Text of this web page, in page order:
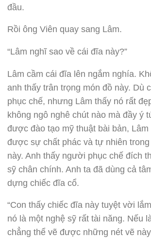
đầu.
Rồi ông Viên quay sang Lâm.
“Lâm nghĩ sao về cái đĩa này?”
Lâm cầm cái đĩa lên ngắm nghía.
anh thấy trân trọng món đồ này. Dù
phục chế, nhưng Lâm thấy nó rất
không ngô nghê chút nào mà đầy ý
được đào tạo mỹ thuật bài bản, Lâm
được sự chất phác và tự nhiên
này. Anh thấy người phục chế đích
sỹ chân chính. Anh ta đã dùng cả
dựng chiếc đĩa cổ.
“Con thấy chiếc đĩa này tuyệt vời
nó là một nghệ sỹ rất tài năng. Nếu
chẳng thể vẽ được những nét vẽ